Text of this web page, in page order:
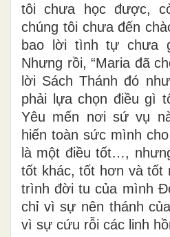
tôi chưa học được,
chúng tôi chưa đến
bao lời tình tự chưa
Nhưng rồi, “Maria đã
lời Sách Thánh đó
phải lựa chọn điều gì
Yêu mến nơi sứ vụ
hiến toàn sức mình
là một điều tốt…,
tốt khác, tốt hơn và tốt
trình đời tu của mình
chỉ vì sự nên thánh
vì sự cứu rỗi các linh